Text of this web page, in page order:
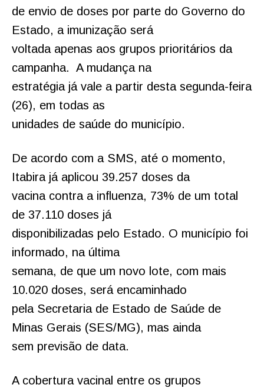
de envio de doses por parte do Governo do
Estado, a imunização será
voltada apenas aos grupos prioritários da
campanha. A mudança na
estratégia já vale a partir desta segunda-feira
(26), em todas as
unidades de saúde do município.
De acordo com a SMS, até o momento,
Itabira já aplicou 39.257 doses da
vacina contra a influenza, 73% de um total
de 37.110 doses já
disponibilizadas pelo Estado. O município foi
informado, na última
semana, de que um novo lote, com mais
10.020 doses, será encaminhado
pela Secretaria de Estado de Saúde de
Minas Gerais (SES/MG), mas ainda
sem previsão de data.
A cobertura vacinal entre os grupos